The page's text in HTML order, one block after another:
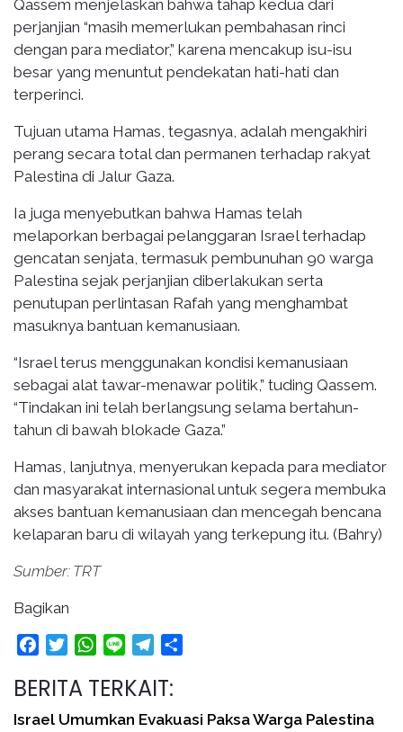
Qassem menjelaskan bahwa tahap kedua dari
perjanjian “masih memerlukan pembahasan rinci
dengan para mediator,” karena mencakup isu-isu
besar yang menuntut pendekatan hati-hati dan
terperinci.
Tujuan utama Hamas, tegasnya, adalah mengakhiri
perang secara total dan permanen terhadap rakyat
Palestina di Jalur Gaza.
Ia juga menyebutkan bahwa Hamas telah
melaporkan berbagai pelanggaran Israel terhadap
gencatan senjata, termasuk pembunuhan 90 warga
Palestina sejak perjanjian diberlakukan serta
penutupan perlintasan Rafah yang menghambat
masuknya bantuan kemanusiaan.
“Israel terus menggunakan kondisi kemanusiaan
sebagai alat tawar-menawar politik,” tuding Qassem.
“Tindakan ini telah berlangsung selama bertahun-
tahun di bawah blokade Gaza.”
Hamas, lanjutnya, menyerukan kepada para mediator
dan masyarakat internasional untuk segera membuka
akses bantuan kemanusiaan dan mencegah bencana
kelaparan baru di wilayah yang terkepung itu. (Bahry)
Sumber: TRT
Bagikan
FacebookTwitterWhatsApp
Line Telegram
BERITA TERKAIT:
Israel Umumkan Evakuasi Paksa Warga Palestina